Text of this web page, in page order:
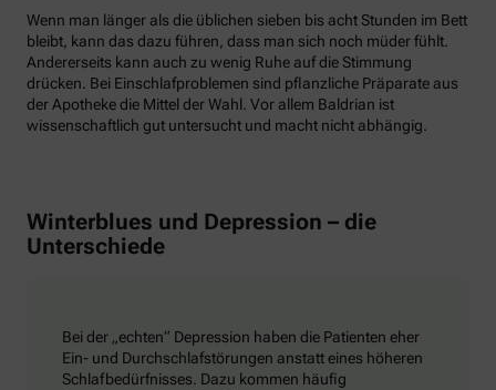
Wenn man länger als die üblichen sieben bis acht Stunden im Bett
bleibt, kann das dazu führen, dass man sich noch müder fühlt.
Andererseits kann auch zu wenig Ruhe auf die Stimmung
drücken. Bei Einschlafproblemen sind pflanzliche Präparate aus
der Apotheke die Mittel der Wahl. Vor allem Baldrian ist
wissenschaftlich gut untersucht und macht nicht abhängig.
Winterblues und Depression – die
Unterschiede
Bei der „echten“ Depression haben die Patienten eher
Ein- und Durchschlafstörungen anstatt eines höheren
Schlafbedürfnisses. Dazu kommen häufig